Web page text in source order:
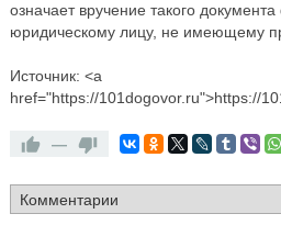
означает вручение такого
юридическому лицу, не имеющему
Источник: <a
href="https://101dogovor.ru">https://
—